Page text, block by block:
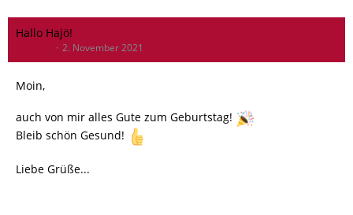
Hallo Hajö!
2. November 2021
Moin,
auch von mir alles Gute zum Geburtstag!
Bleib schön Gesund!
Liebe Grüße...